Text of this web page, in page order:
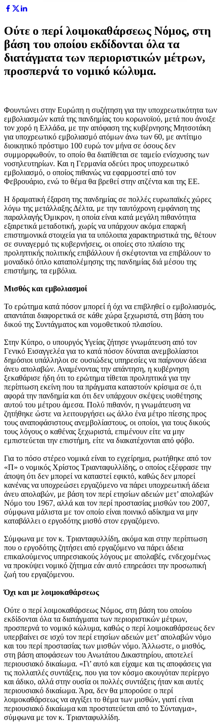
Ούτε ο περί λοιμοκαθάρσεως Νόμος, στη
βάση του οποίου εκδίδονται όλα τα
διατάγματα των περιοριστικών μέτρων,
προσπερνά το νομικό κώλυμα.
Φουντώνει στην Ευρώπη η συζήτηση για την υποχρεωτικότητα των
εμβολιασμών κατά της πανδημίας του κορωνοϊού, μετά που άνοιξε
τον χορό η Ελλάδα, με την απόφαση της κυβέρνησης Μητσοτάκη
για υποχρεωτικό εμβολιασμό ατόμων άνω των 60, με αντίτιμο
διοικητικό πρόστιμο 100 ευρώ τον μήνα σε όσους δεν
συμμορφωθούν, το οποίο θα διατίθεται σε ταμείο ενίσχυσης των
νοσηλευτηρίων. Και η Γερμανία οδεύει προς υποχρεωτικό
εμβολιασμό, ο οποίος πιθανώς να εφαρμοστεί από τον
Φεβρουάριο, ενώ το θέμα θα βρεθεί στην ατζέντα και της ΕΕ.
Η δραματική έξαρση της πανδημίας σε πολλές ευρωπαϊκές χώρες
λόγω της μετάλλαξης Δέλτα, με την ταυτόχρονη εμφάνιση της
παραλλαγής Όμικρον, η οποία είναι κατά μεγάλη πιθανότητα
εξαιρετικά μεταδοτική, χωρίς να υπάρχουν ακόμα επαρκή
επιστημονικά στοιχεία για τα υπόλοιπα χαρακτηριστικά της, θέτουν
σε συναγερμό τις κυβερνήσεις, οι οποίες στο πλαίσιο της
προληπτικής πολιτικής επιβάλλουν ή σκέφτονται να επιβάλουν το
μοναδικό όπλο καταπολέμησης της πανδημίας διά μέσου της
επιστήμης, τα εμβόλια.
Μισθός και εμβολιασμοί
Το ερώτημα κατά πόσον μπορεί ή όχι να επιβληθεί ο εμβολιασμός,
απαντάται διαφορετικά σε κάθε χώρα ξεχωριστά, στη βάση του
δικού της Συντάγματος και νομοθετικού πλαισίου.
Στην Κύπρο, ο υπουργός Υγείας ζήτησε γνωμάτευση από τον
Γενικό Εισαγγελέα για το κατά πόσον δύναται ανεμβολίαστοι
δημόσιοι υπάλληλοι σε ουσιώδεις υπηρεσίες να παίρνουν άδεια
άνευ απολαβών. Αναμένοντας την απάντηση, η κυβέρνηση
ξεκαθάρισε ήδη ότι το ερώτημα τίθεται προληπτικά για την
περίπτωση εκείνη που τα πράγματα καταστούν κρίσιμα σε ό,τι
αφορά την πανδημία και ότι δεν υπάρχουν σκέψεις υιοθέτησης
αυτού του μέτρου άμεσα. Πολύ πιθανόν, η γνωμάτευση να
ζητήθηκε ώστε να λειτουργήσει ως άλλο ένα μέτρο πίεσης προς
τους αναποφάσιστους ανεμβολίαστους, οι οποίοι, για τους δικούς
τους λόγους ο καθένας ξεχωριστά, επιμένουν είτε να μην
εμπιστεύεται την επιστήμη, είτε να διακατέχονται από φόβο.
Για το πόσο στέρεο νομικά είναι το εγχείρημα, ρωτήθηκε από τον
«Π» ο νομικός Χρίστος Τριανταφυλλίδης, ο οποίος εξέφρασε την
άποψη ότι δεν μπορεί να καταστεί εφικτό, καθώς δεν μπορεί
κανένας να υποχρεώσει εργαζόμενο να πάρει υποχρεωτική άδεια
άνευ απολαβών, με βάση τον περί ετησίων αδειών μετ’ απολαβών
Νόμο του 1967, αλλά και τον περί προστασίας μισθών του 2007,
σύμφωνα μάλιστα με τον οποίο είναι ποινικό αδίκημα να μην
καταβάλλει ο εργοδότης μισθό στον εργαζόμενο.
Σύμφωνα με τον κ. Τριανταφυλλίδη, ακόμα και στην περίπτωση
που ο εργοδότης ζητήσει από εργαζόμενο να πάρει άδεια
επικαλούμενος υπηρεσιακούς λόγους με απολαβές, ενδεχομένως
να προκύψει νομικό ζήτημα εάν αυτό επηρεάσει την προσωπική
ζωή του εργαζόμενου.
Όχι και με λοιμοκαθάρσεως
Ούτε ο περί λοιμοκαθάρσεως Νόμος, στη βάση του οποίου
εκδίδονται όλα τα διατάγματα των περιοριστικών μέτρων,
προσπερνά το νομικό κώλυμα, καθώς ο περί λοιμοκαθάρσεως δεν
υπερβαίνει σε ισχύ τον περί ετησίων αδειών μετ’ απολαβών νόμο
και του περί προστασίας των μισθών νόμο. Άλλωστε, ο μισθός,
στη βάση αποφάσεων του Ανωτάτου Δικαστηρίου, αποτελεί
περιουσιακό δικαίωμα. «Γι’ αυτό και είχαμε και τις αποφάσεις για
τις πολλαπλές συντάξεις, που για τον κόσμο ακουγόταν περίεργο
και άδικο, αλλά στην ουσία οι πολλές συντάξεις ήταν και αυτές
περιουσιακό δικαίωμα. Άρα, δεν θα μπορούσε ο περί
λοιμοκαθάρσεως να αγγίξει το θέμα των μισθών, γιατί είναι
περιουσιακό δικαίωμα και προστατεύεται από το Σύνταγμα»,
σύμφωνα με τον κ. Τριανταφυλλίδη.